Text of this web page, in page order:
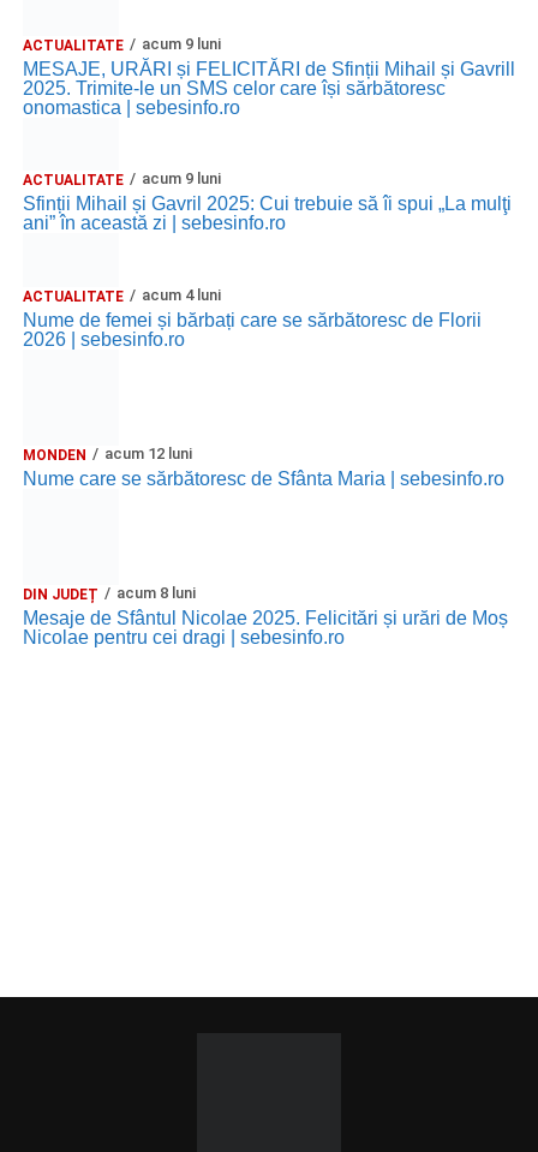
ACTUALITATE acum 9 luni
MESAJE, URĂRI și FELICITĂRI de Sfinții Mihail și Gavrill
2025. Trimite-le un SMS celor care își sărbătoresc
onomastica | sebesinfo.ro
ACTUALITATE acum 9 luni
Sfinții Mihail și Gavril 2025: Cui trebuie să îi spui „La mulţi
ani” în această zi | sebesinfo.ro
ACTUALITATE acum 4 luni
Nume de femei și bărbați care se sărbătoresc de Florii
2026 | sebesinfo.ro
MONDEN acum 12 luni
Nume care se sărbătoresc de Sfânta Maria | sebesinfo.ro
DIN JUDEȚ acum 8 luni
Mesaje de Sfântul Nicolae 2025. Felicitări și urări de Moș
Nicolae pentru cei dragi | sebesinfo.ro